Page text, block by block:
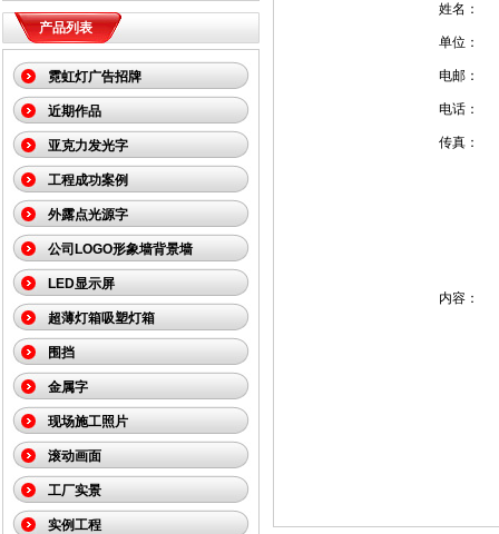
产品列表
霓虹灯广告招牌
近期作品
亚克力发光字
工程成功案例
外露点光源字
公司LOGO形象墙背景墙
LED显示屏
超薄灯箱吸塑灯箱
围挡
金属字
现场施工照片
滚动画面
工厂实景
实例工程
姓名：
单位：
电邮：
电话：
传真：
内容：